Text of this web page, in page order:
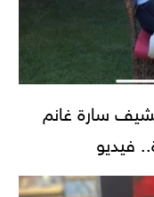
سارة غانم
فيديو